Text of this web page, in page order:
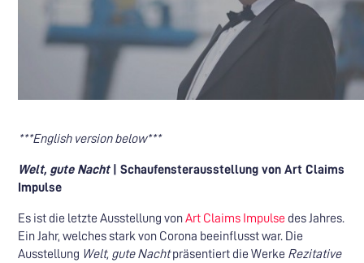
***English version below***
Welt, gute Nacht
| Schaufensterausstellung von Art Claims
Impulse
Es ist die letzte Ausstellung vonArt Claims Impulse des Jahres.
Ein Jahr, welches stark von Corona beeinflusst war. Die
Ausstellung Welt, gute Nachtpräsentiert die Werke Rezitative